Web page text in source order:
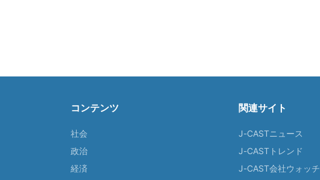
コンテンツ
社会
政治
経済
関連サイト
J-CASTニュース
J-CASTトレンド
J-CAST会社ウォッチ